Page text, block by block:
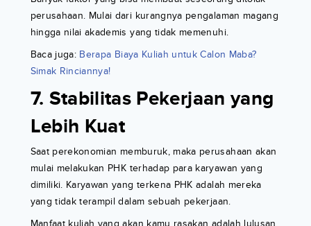
perusahaan. Mulai dari kurangnya pengalaman magang
hingga nilai akademis yang tidak memenuhi.
Baca juga: Berapa Biaya Kuliah untuk Calon Maba?
Simak Rinciannya!
7. Stabilitas Pekerjaan yang
Lebih Kuat
Saat perekonomian memburuk, maka perusahaan akan
mulai melakukan PHK terhadap para karyawan yang
dimiliki. Karyawan yang terkena PHK adalah mereka
yang tidak terampil dalam sebuah pekerjaan.
Manfaat kuliah yang akan kamu rasakan adalah lulusan